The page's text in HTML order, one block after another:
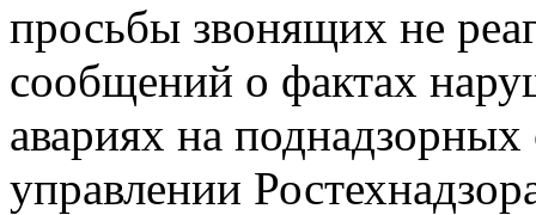
просьбы звонящих не
сообщений о фактах
авариях на
управлении